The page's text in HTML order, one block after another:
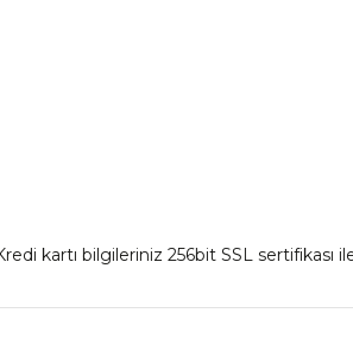
kartı bilgileriniz 256bit SSL sertifikası